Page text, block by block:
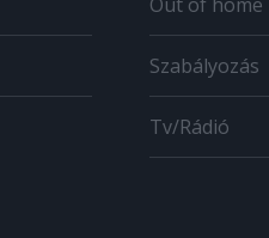
Szabályozás
Tv/Rádió